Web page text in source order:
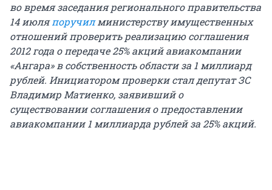
во время заседания регионального правительства
14 июляпоручилминистерству имущественных
отношений проверить реализацию соглашения
2012 года о передаче 25% акций авиакомпании
«Ангара» в собственность области за 1 миллиард
рублей. Инициатором проверки стал депутат ЗС
Владимир Матиенко, заявивший о
существовании соглашения о предоставлении
авиакомпании 1 миллиарда рублей за 25% акций.